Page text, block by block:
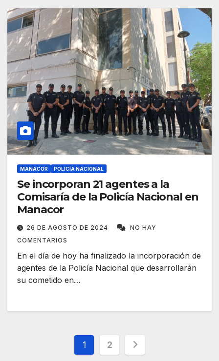
MANACOR POLICÍA NACIONAL
Se incorporan 21 agentes a la
Comisaría de la Policía Nacional en
Manacor
26 DE AGOSTO DE 2024
NO HAY
COMENTARIOS
En el día de hoy ha finalizado la incorporación de
agentes de la Policía Nacional que desarrollarán
su cometido en…
Paginación
1 2